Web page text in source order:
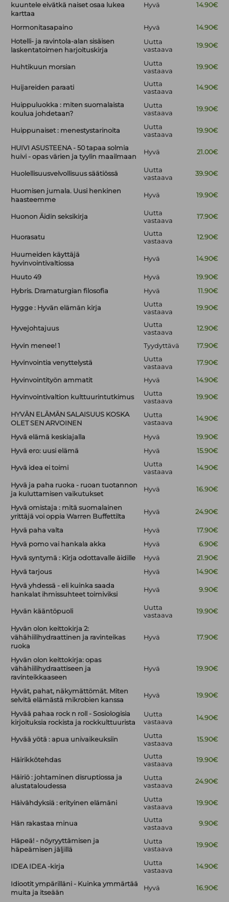
kuuntele eivätkä naiset osaa lukea
karttaa
Hyvä 14.90€
Hormonitasapaino Hyvä
14.90€
Hotelli- ja ravintola-alan sisäisen
laskentatoimen harjoituskirja
Uutta
vastaava
19.90€
Huhtikuun morsian
Uutta
vastaava
19.90€
Huijareiden paraati
Uutta
vastaava
14.90€
Huippuluokka : miten suomalaista
koulua johdetaan?
Uutta
vastaava
19.90€
Huippunaiset : menestystarinoita
Uutta
vastaava
19.90€
HUIVI ASUSTEENA - 50 tapaa solmia
huivi - opas värien ja tyylin maailmaan
Hyvä 21.00€
Huolellisuusvelvollisuus säätiössä
Uutta
vastaava
39.90€
Huomisen jumala. Uusi henkinen
haasteemme
Hyvä 19.90€
Huonon Äidin seksikirja
Uutta
vastaava
17.90€
Huorasatu
Uutta
vastaava
12.90€
Huumeiden käyttäjä
hyvinvointivaltiossa
Hyvä 14.90€
Huuto 49 Hyvä
19.90€
Hybris. Dramaturgian filosofia
Hyvä 11.90€
Hygge : Hyvän elämän kirja
Uutta
vastaava
19.90€
Hyvejohtajuus
Uutta
vastaava
12.90€
Hyvin menee! 1 Tyydyttävä 17.90€
Hyvinvointia venyttelystä
Uutta
vastaava
17.90€
Hyvinvointityön ammatit Hyvä 14.90€
Hyvinvointivaltion kulttuurintutkimus
Uutta
vastaava
19.90€
HYVÄN ELÄMÄN SALAISUUS KOSKA
OLET SEN ARVOINEN
Uutta
vastaava
14.90€
Hyvä elämä keskiajalla Hyvä
19.90€
Hyvä ero: uusi elämä
Hyvä 15.90€
Hyvä idea ei toimi
Uutta
vastaava
14.90€
Hyvä ja paha ruoka - ruoan tuotannon
ja kuluttamisen vaikutukset
Hyvä 16.90€
Hyvä omistaja : mitä suomalainen
yrittäjä voi oppia Warren Buffettilta
Hyvä 24.90€
Hyvä paha valta Hyvä
17.90€
Hyvä pomo vai hankala akka
Hyvä
6.90€
Hyvä syntymä : Kirja odottavalle äidille
Hyvä
21.90€
Hyvä tarjous
Hyvä
14.90€
Hyvä yhdessä - eli kuinka saada
hankalat ihmissuhteet toimiviksi
Hyvä 9.90€
Hyvän kääntöpuoli
Uutta
vastaava
19.90€
Hyvän olon keittokirja 2:
vähähiilihydraattinen ja ravinteikas
ruoka
Hyvä 17.90€
Hyvän olon keittokirja: opas
vähähiilihydraattiseen ja
ravinteikkaaseen
Hyvä 19.90€
Hyvät, pahat, näkymättömät. Miten
selvitä elämästä mikrobien kanssa
Hyvä 19.90€
Hyvää pahaa rock n roll - Sosiologisia
kirjoituksia rockista ja rockkulttuurista
Uutta
vastaava
14.90€
Hyvää yötä : apua univaikeuksiin
Uutta
vastaava
15.90€
Häirikkötehdas
Uutta
vastaava
19.90€
Häiriö : johtaminen disruptiossa ja
alustataloudessa
Uutta
vastaava
24.90€
Häivähdyksiä : erityinen elämäni
Uutta
vastaava
19.90€
Hän rakastaa minua
Uutta
vastaava
9.90€
Häpeä! - nöyryyttämisen ja
häpeämisen jäljillä
Uutta
vastaava
19.90€
IDEA IDEA -kirja
Uutta
vastaava
14.90€
Idiootit ympärilläni - Kuinka ymmärtää
muita ja itseään
Hyvä 16.90€